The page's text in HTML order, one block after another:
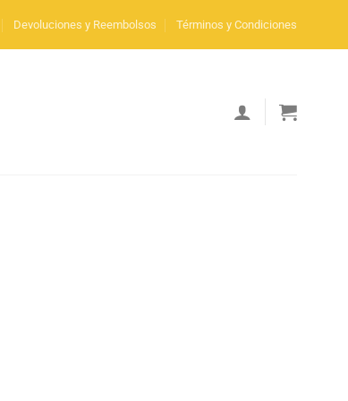
Devoluciones y Reembolsos Términos y Condiciones